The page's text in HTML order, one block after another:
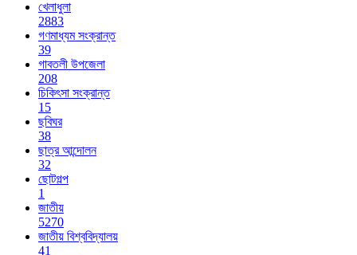
খেলাধুলা
2883
গণমাধ্যম সংক্রান্ত
39
গাবতলী উপজেলা
208
চিকিৎসা সংক্রান্ত
15
ছবিঘর
38
ছাত্র আন্দোলন
32
ছোটগল্প
1
জাতীয়
5270
জাতীয় বিশ্ববিদ্যালয়
41